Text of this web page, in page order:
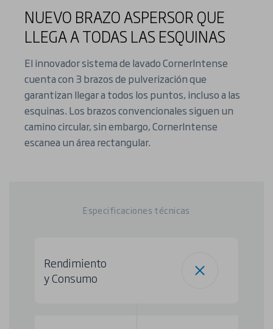
NUEVO BRAZO ASPERSOR QUE
LLEGA A TODAS LAS ESQUINAS
El innovador sistema de lavado CornerIntense
cuenta con 3 brazos de pulverización que
garantizan llegar a todos los puntos, incluso a las
esquinas. Los brazos convencionales siguen un
camino circular, sin embargo, CornerIntense
escanea un área rectangular.
Especificaciones técnicas
Rendimiento
y Consumo